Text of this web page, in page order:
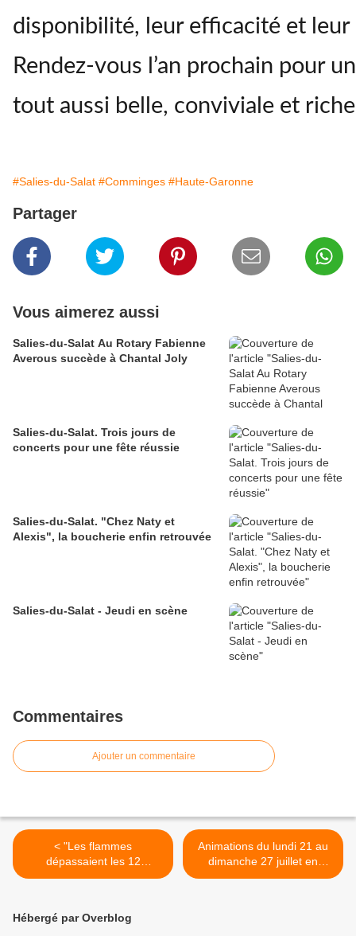
disponibilité, leur efficacité et
Rendez-vous l’an prochain pour
tout aussi belle, conviviale et
#Salies-du-Salat #Comminges #Haute-Garonne
Partager
Vous aimerez aussi
Salies-du-Salat Au Rotary Fabienne
Averous succède à Chantal Joly
Salies-du-Salat. Trois jours de
concerts pour une fête réussie
Salies-du-Salat. "Chez Naty et
Alexis", la boucherie enfin retrouvée
Salies-du-Salat - Jeudi en scène
Commentaires
Ajouter un commentaire
< "Les flammes
dépassaient les 12
mètres" : Un pompier de
dévastateurs de l’Aude
Animations du lundi 21 au
dimanche 27 juillet en
Cagire Garonne Salat >
Hébergé par Overblog